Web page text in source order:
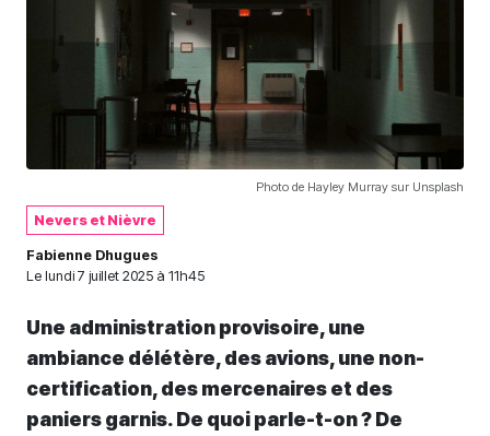
Photo de Hayley Murray sur Unsplash
Nevers et Nièvre
Fabienne Dhugues
Le lundi 7 juillet 2025 à 11h45
Une administration provisoire, une
ambiance délétère, des avions, une non-
certification, des mercenaires et des
paniers garnis. De quoi parle-t-on ? De